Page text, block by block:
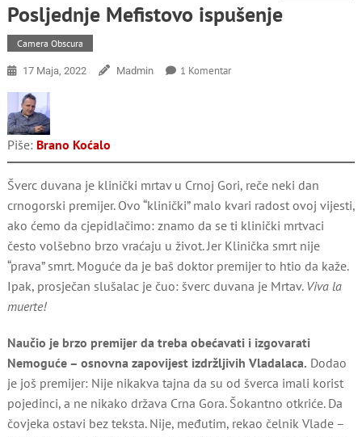
Posljednje Mefistovo ispušenje
Camera Obscura
17 Maja, 2022 Madmin 1 KomentarNa
Piše: Brano Koćalo
Šverc duvana je klinički mrtav u Crnoj Gori, reče neki dan
crnogorski premijer. Ovo “klinički” malo kvari radost ovoj vijesti,
ako ćemo da cjepidlačimo: znamo da se ti klinički mrtvaci
često volšebno brzo vraćaju u život. Jer Klinička smrt nije
“prava” smrt. Moguće da je baš doktor premijer to htio da kaže.
Ipak, prosječan slušalac je čuo: šverc duvana je Mrtav. Viva la
muerte!
Naučio je brzo premijer da treba obećavati i izgovarati
Nemoguće – osnovna zapovijest izdržljivih Vladalaca. Dodao
je još premijer: Nije nikakva tajna da su od šverca imali korist
pojedinci, a ne nikako država Crna Gora. Šokantno otkriće. Da
čovjeka ostavi bez teksta. Nije, međutim, rekao čelnik Vlade –